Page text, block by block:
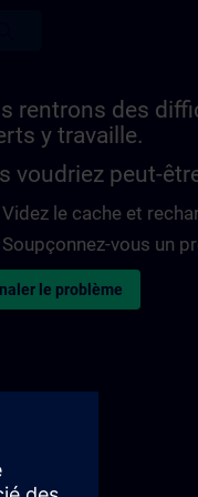
rentrons des
y travaille.
voudriez peut-
Videz le cache et
Soupçonnez-vous un
le problème